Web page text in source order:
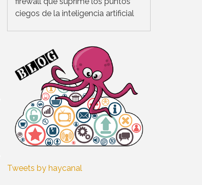
ciegos de la inteligencia artificial
Tweets by haycanal